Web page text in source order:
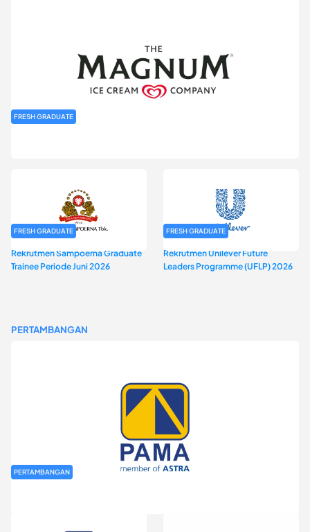
FRESH GRADUATE
FRESH GRADUATE
Rekrutmen Sampoerna Graduate
Trainee Periode Juni 2026
FRESH GRADUATE
Rekrutmen Unilever Future
Leaders Programme (UFLP) 2026
PERTAMBANGAN
PERTAMBANGAN